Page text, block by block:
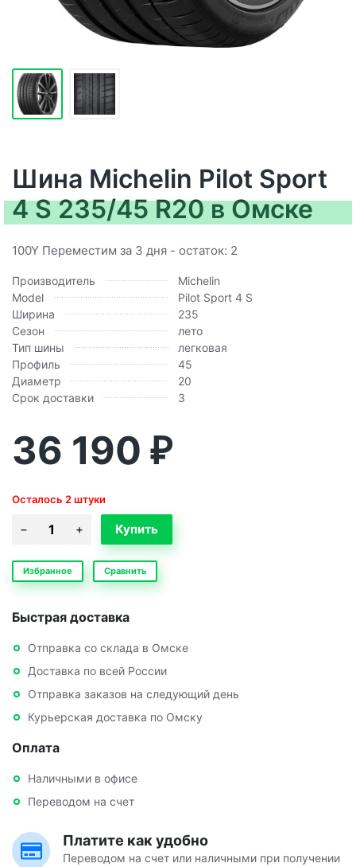
Шина Michelin Pilot Sport
4 S 235/45 R20 в Омске
100Y Переместим за 3 дня - остаток: 2
Производитель
Michelin
Model
Pilot Sport 4 S
Ширина
235
Сезон
лето
Тип шины
легковая
Профиль
45
Диаметр
20
Срок доставки
3
36 190 ₽
Осталось 2 штуки
Избранное Сравнить
Быстрая доставка
Отправка со склада в Омске
Доставка по всей России
Отправка заказов на следующий день
Курьерская доставка по Омску
Оплата
Наличными в офисе
Переводом на счет
Платите как удобно
Переводом на счет или наличными при получении